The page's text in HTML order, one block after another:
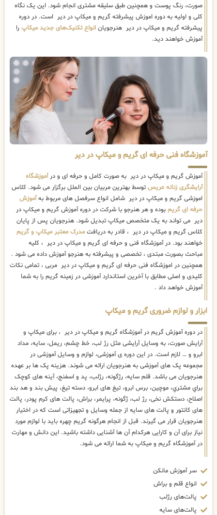
صورت، رنگ پوست و همچنین طبق سلیقه مشتری انجام شود. این یک نگاه
کلی و اولیه به دوره اموزش پیشرفته گریم و میکاپ در دیر است. در دوره
پیشرفته گریم و میکاپ در دیر هنرجویان انواع تکنیک‌های جدید میکاپ را
آموزش خواهند دید.
آموزشگاه فنی حرفه ای گریم و میکاپ در دیر
آموزش گریم و میکاپ در دیر به صورت کامل و حرفه ای و درآموزشگاه
آرایشگری زنانه عریس توسط بهترین مربیان بین الملل برگزار می شود. کلاس
اموزشی گریم و میکاپ در دیر شامل انواع سرفصل های مربوط بهآموزش
حرفه ای گریم بوده و هر هنرجو با شرکت در دوره آموزش گریم و میکاپ در
دیر می تواند به یک متخصص میکاپ تبدیل شود. هنرجویان پس از پایان
کلاس گریم و میکاپ در دیر ، قادر به دریافت مدرک معتبر میکاپ و گریم
خواهند بود. در آموزشگاه فنی و حرفه ای گریم و میکاپ در دیر ، کلیه
مباحث بصورت مبتدی ، تخصصی و پیشرفته به هنرجو آموزش داده می شود .
همچنین در اموزشگاه فنی حرفه ای گریم و میکاپ در دیر مربی ، تمامی نکات
کلیدی و اصلی مطابق با آخرین استاندارد آموزشی در زمینه گریم را به شما
آموزش خواهد داد .
ابزار و لوازم ضروری گریم و میکاپ
در دوره آموزش گریم در آموزشگاه گریم و میکاپ در دیر ، برای میکاپ و
آرایش صورت، به وسایل آرایشی مثل رژ لب، خط چشم، ریمل، سایه، مداد
ابرو و … لازم است. در این دوره ی آموزشی، لوازم و وسایل آموزشی در
مجموعه پک های آموزشی به هنرجویان ارائه می شوند. هزینه پک ها بر عهده
هنرجویان می باشد. قلم سایه، رژگونه، رژلب، پد و اسفنج، آینه های كوچک
براي مشتري، موچین، برس ابرو، تیغ های ابرو، دسته تیغ، پیش بند و هد بند
اصلاح، دستکش نخی، رژ لب، ژگونه، پرایمر، براش، پالت های کرم پودر، پالت
های کانتور و پالت های سایه از جمله وسایل و تجهیزاتی است که در اختیار
هنرجویان قرار می گیرند. قبل از انجام هرگونه گریم چهره باید با لوازم مورد
نیاز برای آن و کارایی هرکدام آن ها آشنایی داشته باشید. این دانش و مهارت
در آموزشگاه گریم و میکاپ به شما ارائه می شود.
سر آموزش مانکن
انواع قلم و براش
پالت‌های رژلب
پالت‌های سایه